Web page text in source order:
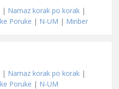
| Namaz korak po korak |
Poruke | N-UM | Minber
| Namaz korak po korak |
Poruke | N-UM